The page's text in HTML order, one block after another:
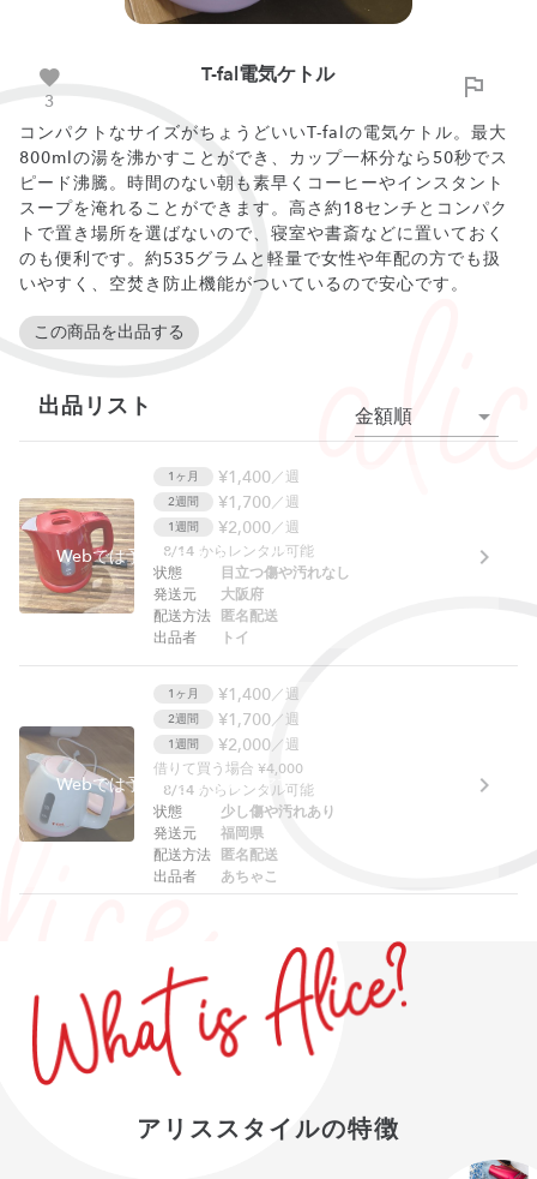
3
T-fal電気ケトル
コンパクトなサイズがちょうどいいT-falの電気ケトル。最大
800mlの湯を沸かすことができ、カップ一杯分なら50秒でス
ピード沸騰。時間のない朝も素早くコーヒーやインスタント
スープを淹れることができます。高さ約18センチとコンパク
トで置き場所を選ばないので、寝室や書斎などに置いておく
のも便利です。約535グラムと軽量で女性や年配の方でも扱
いやすく、空焚き防止機能がついているので安心です。
この商品を出品する
出品リスト 金額順
Webでは予約できません。アプリをご利用ください。
1ヶ月 ¥1,400／週
2週間 ¥1,700／週
1週間 ¥2,000／週
8/14 からレンタル可能
状態
発送元
配送方法
出品者
目立つ傷や汚れなし
大阪府
匿名配送
トイ
Webでは予約できません。アプリをご利用ください。
1ヶ月 ¥1,400／週
2週間 ¥1,700／週
1週間 ¥2,000／週
借りて買う場合 ¥4,000
8/14 からレンタル可能
状態
発送元
配送方法
出品者
少し傷や汚れあり
福岡県
匿名配送
あちゃこ
アリススタイルの特徴